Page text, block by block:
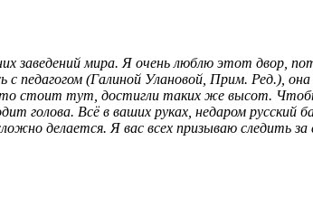
заведений мира. Я очень люблю этот двор,
(Галиной Улановой, Прим. Ред.), она
кто стоит тут, достигли таких же высот.
голова. Всё в ваших руках, недаром русский
делается. Я вас всех призываю следить